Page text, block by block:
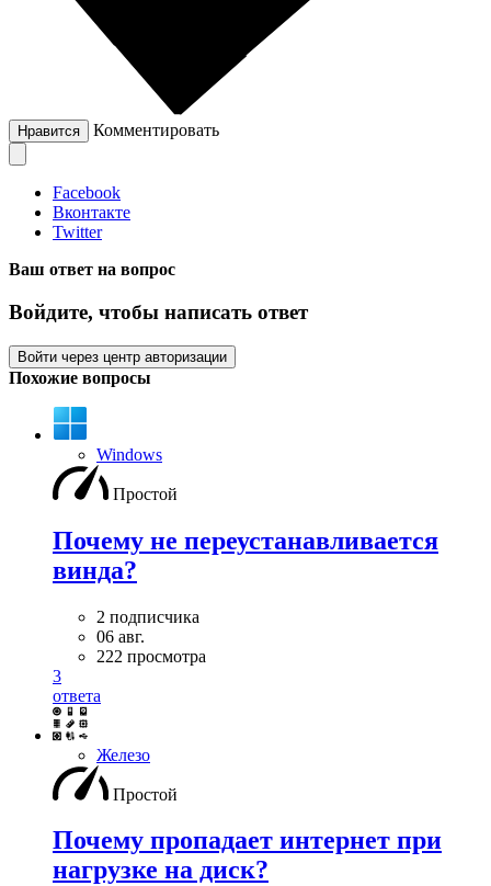
Нравится Комментировать
Facebook
Вконтакте
Twitter
Ваш ответ на вопрос
Войдите, чтобы написать ответ
Войти через центр авторизации
Похожие вопросы
Windows
Простой
Почему не переустанавливается
винда?
2 подписчика
06 авг.
222 просмотра
3
ответа
Железо
Простой
Почему пропадает интернет при
нагрузке на диск?